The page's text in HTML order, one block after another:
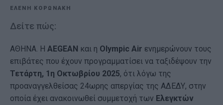
ΕΛΕΝΗ ΚΟΡΩΝΑΚΗ
Δείτε πώς:
ΑΘΗΝΑ. Η AEGEAN και η Olympic Air ενημερώνουν τους
επιβάτες που έχουν προγραμματίσει να ταξιδέψουν την
Τετάρτη, 1η Οκτωβρίου 2025, ότι λόγω της
προαναγγελθείσας 24ωρης απεργίας της ΑΔΕΔΥ, στην
οποία έχει ανακοινωθεί συμμετοχή των Ελεγκτών